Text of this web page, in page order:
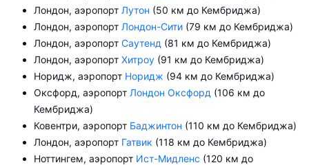
Лондон, аэропорт Лутон (50 км до Кембриджа)
Лондон, аэропорт Лондон-Сити (79 км до Кембриджа)
Лондон, аэропорт Саутенд (81 км до Кембриджа)
Лондон, аэропорт Хитроу (91 км до Кембриджа)
Норидж, аэропорт Норидж (94 км до Кембриджа)
Оксфорд, аэропорт Лондон Оксфорд (106 км до
Кембриджа)
Ковентри, аэропорт Баджинтон (110 км до Кембриджа)
Лондон, аэропорт Гатвик (118 км до Кембриджа)
Ноттингем, аэропорт Ист-Мидленс (120 км до